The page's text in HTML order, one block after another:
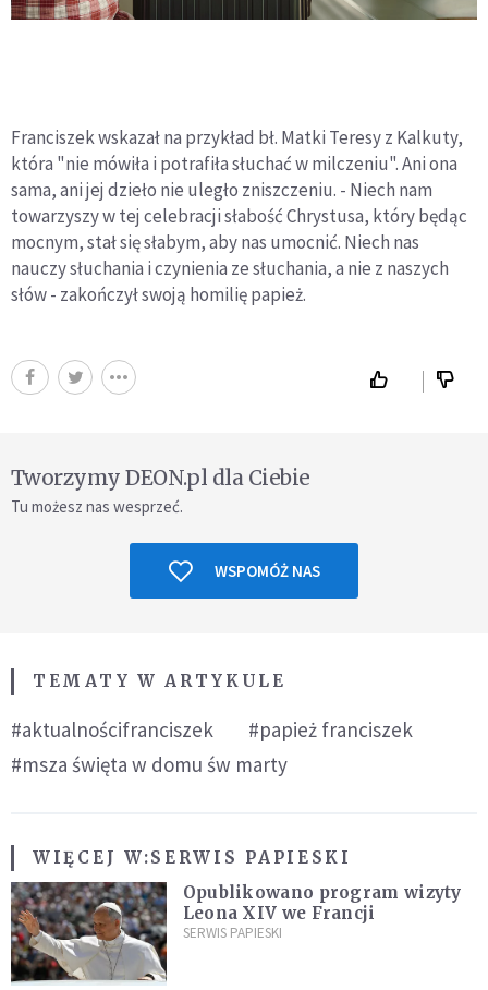
Franciszek wskazał na przykład bł. Matki Teresy z Kalkuty,
która "nie mówiła i potrafiła słuchać w milczeniu". Ani ona
sama, ani jej dzieło nie uległo zniszczeniu. - Niech nam
towarzyszy w tej celebracji słabość Chrystusa, który będąc
mocnym, stał się słabym, aby nas umocnić. Niech nas
nauczy słuchania i czynienia ze słuchania, a nie z naszych
słów - zakończył swoją homilię papież.
Tworzymy DEON.pl dla Ciebie
Tu możesz nas wesprzeć.
WSPOMÓŻ NAS
TEMATY W ARTYKULE
#aktualnościfranciszek
#papież franciszek
#msza święta w domu św marty
WIĘCEJ W:SERWIS PAPIESKI
Opublikowano program wizyty
Leona XIV we Francji
SERWIS PAPIESKI